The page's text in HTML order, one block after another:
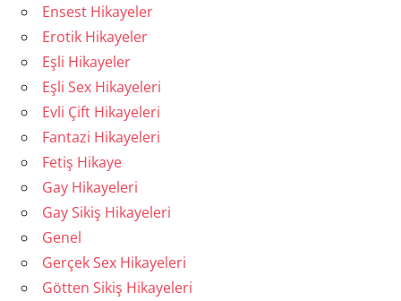
Ensest Hikayeler
Erotik Hikayeler
Eşli Hikayeler
Eşli Sex Hikayeleri
Evli Çift Hikayeleri
Fantazi Hikayeleri
Fetiş Hikaye
Gay Hikayeleri
Gay Sikiş Hikayeleri
Genel
Gerçek Sex Hikayeleri
Götten Sikiş Hikayeleri